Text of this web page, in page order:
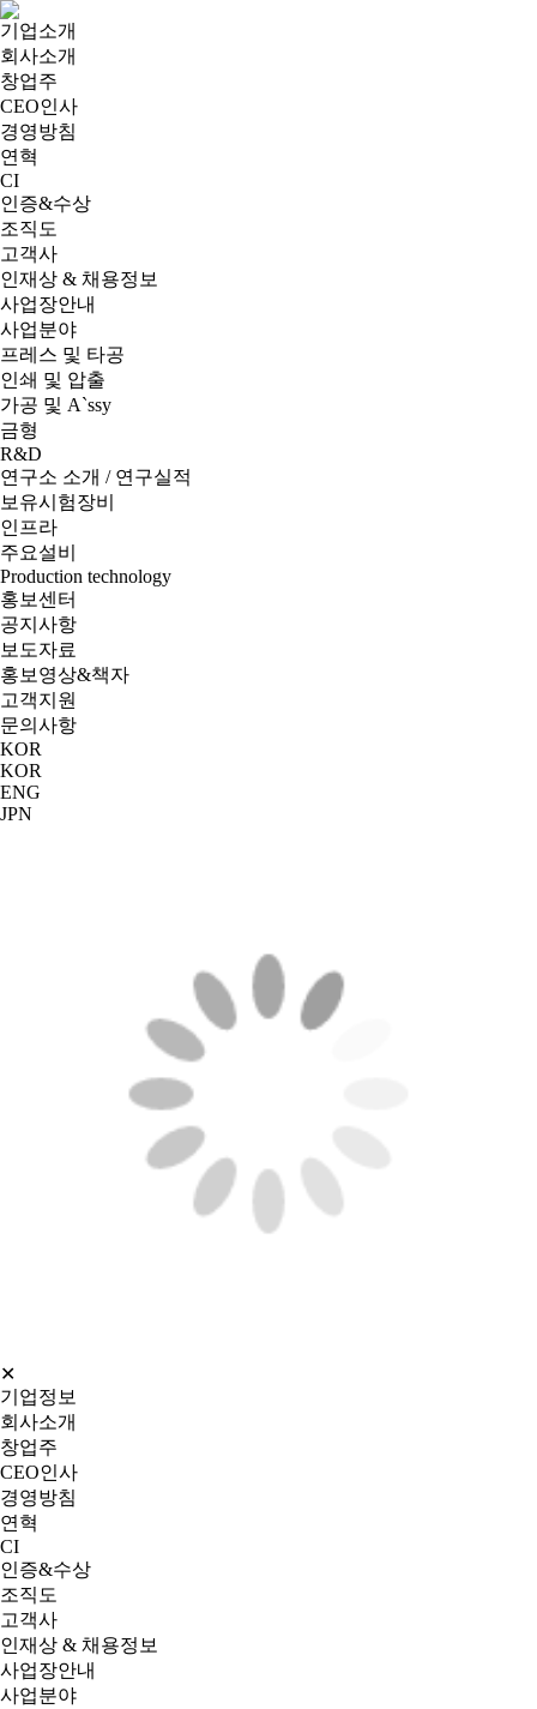
기업소개
회사소개
창업주
CEO인사
경영방침
연혁
CI
인증&수상
조직도
고객사
인재상 & 채용정보
사업장안내
사업분야
프레스 및 타공
인쇄 및 압출
가공 및 A`ssy
금형
R&D
연구소 소개 / 연구실적
보유시험장비
인프라
주요설비
Production technology
홍보센터
공지사항
보도자료
홍보영상&책자
고객지원
문의사항
KOR
KOR
ENG
JPN
✕
기업정보
회사소개
창업주
CEO인사
경영방침
연혁
CI
인증&수상
조직도
고객사
인재상 & 채용정보
사업장안내
사업분야